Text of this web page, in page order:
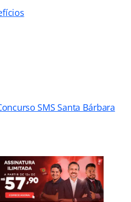
SMS Santa Bárbara